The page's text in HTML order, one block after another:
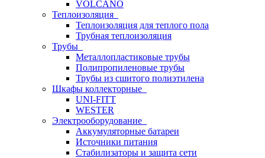
VOLCANO
Теплоизоляция
Теплоизоляция для теплого пола
Трубная теплоизоляция
Трубы
Металлопластиковые трубы
Полипропиленовые трубы
Трубы из сшитого полиэтилена
Шкафы коллекторные
UNI-FITT
WESTER
Электрооборудование
Аккумуляторные батареи
Источники питания
Стабилизаторы и защита сети